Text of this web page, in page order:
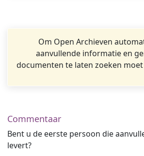
Om Open Archieven
aanvullende informatie en
documenten te laten zoeken
Commentaar
Bent u de eerste persoon die
levert?